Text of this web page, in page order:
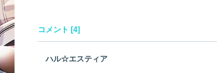
コメント [4]
ハル☆エスティア